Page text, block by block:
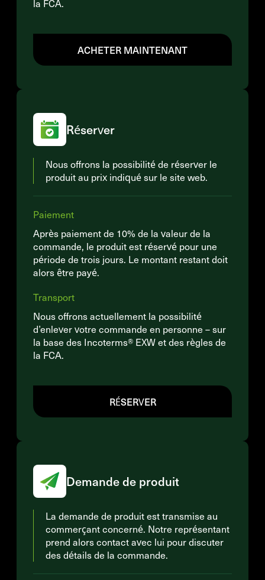
la FCA.
ACHETER MAINTENANT
Réserver
Nous offrons la possibilité de réserver le
produit au prix indiqué sur le site web.
Paiement
Après paiement de 10% de la valeur de la
commande, le produit est réservé pour une
période de trois jours. Le montant restant doit
alors être payé.
Transport
Nous offrons actuellement la possibilité
d’enlever votre commande en personne – sur
la base des Incoterms® EXW et des règles de
la FCA.
RÉSERVER
Demande de produit
La demande de produit est transmise au
commerçant concerné. Notre représentant
prend alors contact avec lui pour discuter
des détails de la commande.